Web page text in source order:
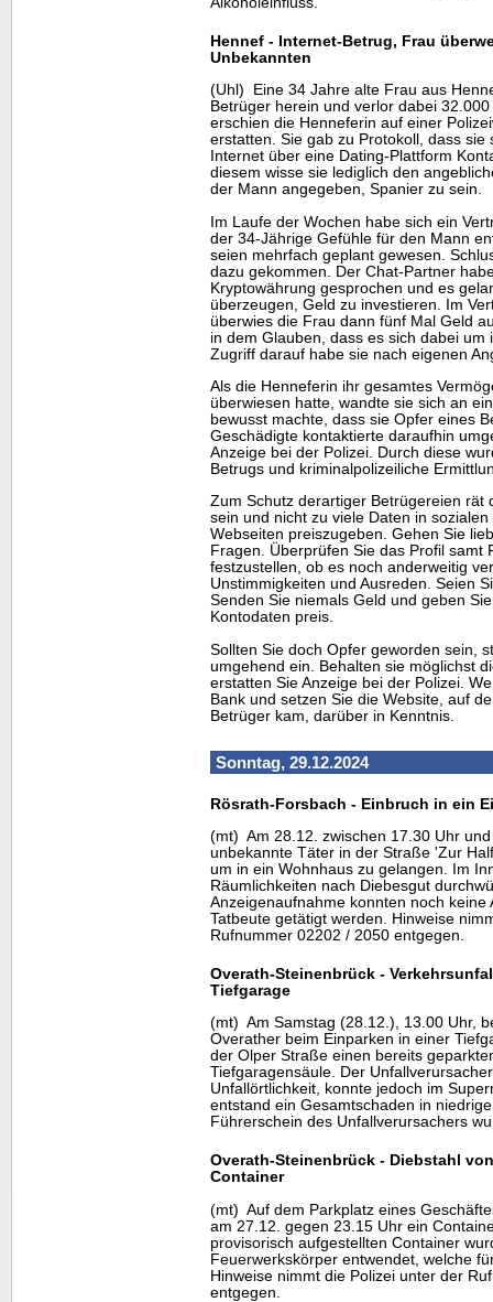
Hennef - Internet-Betrug, Frau
Unbekannten
(Uhl) Eine 34 Jahre alte Frau aus
Betrüger herein und verlor dabei
erschien die Henneferin auf einer
erstatten. Sie gab zu Protokoll, dass sie
Internet über eine Dating-Plattform
diesem wisse sie lediglich den
der Mann angegeben, Spanier zu sein.
Im Laufe der Wochen habe sich ein
der 34-Jährige Gefühle für den Mann
seien mehrfach geplant gewesen.
dazu gekommen. Der Chat-Partner
Kryptowährung gesprochen und es
überzeugen, Geld zu investieren. Im
überwies die Frau dann fünf Mal Geld
in dem Glauben, dass es sich dabei um
Zugriff darauf habe sie nach eigenen
Als die Henneferin ihr gesamtes
überwiesen hatte, wandte sie sich an
bewusst machte, dass sie Opfer eines
Geschädigte kontaktierte daraufhin
Anzeige bei der Polizei. Durch diese
Betrugs und kriminalpolizeiliche
Zum Schutz derartiger Betrügereien rät
sein und nicht zu viele Daten in
Webseiten preiszugeben. Gehen Sie
Fragen. Überprüfen Sie das Profil samt
festzustellen, ob es noch anderweitig
Unstimmigkeiten und Ausreden. Seien
Senden Sie niemals Geld und geben
Kontodaten preis.
Sollten Sie doch Opfer geworden sein,
umgehend ein. Behalten sie möglichst
erstatten Sie Anzeige bei der Polizei.
Bank und setzen Sie die Website , auf
Betrüger kam, darüber in Kenntnis.
Sonntag, 29.12.2024
Rösrath-Forsbach - Einbruch in ein
(mt) Am 28.12. zwischen 17.30 Uhr
unbekannte Täter in der Straße 'Zur
um in ein Wohnhaus zu gelangen. Im
Räumlichkeiten nach Diebesgut
Anzeigenaufnahme konnten noch keine
Tatbeute getätigt werden. Hinweise
Rufnummer 02202 / 2050 entgegen.
Overath-Steinenbrück -
Tiefgarage
(mt) Am Samstag (28.12.), 13.00 Uhr,
Overather beim Einparken in einer
der Olper Straße einen bereits
Tiefgaragensäule. Der
Unfallörtlichkeit, konnte jedoch im
entstand ein Gesamtschaden in
Führerschein des Unfallverursachers
Overath-Steinenbrück - Diebstahl
Container
(mt) Auf dem Parkplatz eines
am 27.12. gegen 23.15 Uhr ein
provisorisch aufgestellten Container
Feuerwerkskörper entwendet, welche
Hinweise nimmt die Polizei unter der
entgegen.